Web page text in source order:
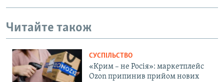
Читайте також
СУСПІЛЬСТВО
«Крим – не Росія»: маркетплейс
Ozon припинив прийом нових